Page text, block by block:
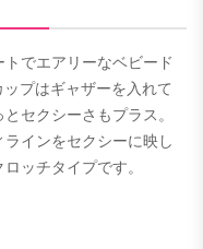
でエアリーなベビード
プはギャザーを入れて
セクシーさもプラス。
インをセクシーに映し
ッチタイプです。